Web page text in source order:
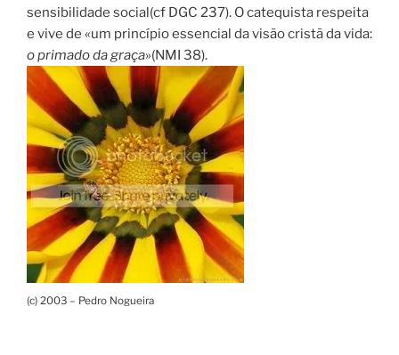
sensibilidade social(cf DGC 237). O catequista respeita
e vive de «um princípio essencial da visão cristã da vida:
o primado da graça»(NMI 38).
(c) 2003 – Pedro Nogueira